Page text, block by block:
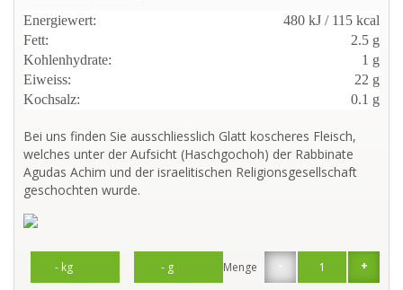
Energiewert:
480 kJ / 115 kcal
Fett:
2.5 g
Kohlenhydrate:
1 g
Eiweiss:
22 g
Kochsalz:
0.1 g
Bei uns finden Sie ausschliesslich Glatt koscheres Fleisch,
welches unter der Aufsicht (Haschgochoh) der Rabbinate
Agudas Achim und der israelitischen Religionsgesellschaft
geschochten wurde.
- +
Menge